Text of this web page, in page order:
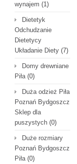
wynajem (1)
Dietetyk
Odchudzanie
Dietetycy
Układanie Diety (7)
Domy drewniane
Piła(0)
Duża odzież Piła
Poznań Bydgoszcz
Sklep dla
puszystych (0)
Duże rozmiary
Poznań Bydgoszcz
Piła(0)